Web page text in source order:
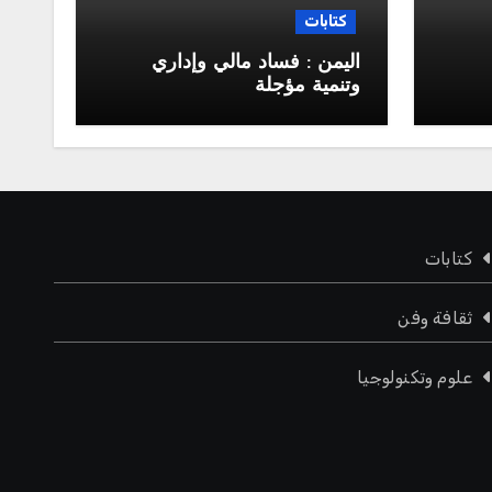
كتابات
اليمن : فساد مالي وإداري
وتنمية مؤجلة
كتابات
ثقافة وفن
علوم وتكنولوجيا